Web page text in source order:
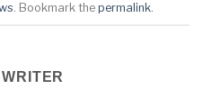
. Bookmark the permalink.